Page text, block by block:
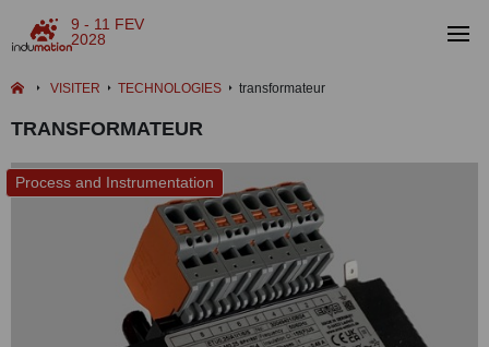
9 - 11 FEV
2028
VISITER TECHNOLOGIES transformateur
TRANSFORMATEUR
Process and Instrumentation